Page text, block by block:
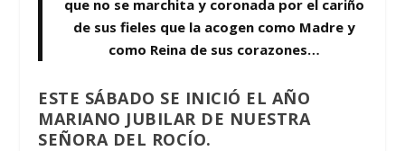
que no se marchita y coronada por el cariño
de sus fieles que la acogen como Madre y
como Reina de sus corazones…
ESTE SÁBADO SE INICIÓ EL AÑO
MARIANO JUBILAR DE NUESTRA
SEÑORA DEL ROCÍO.